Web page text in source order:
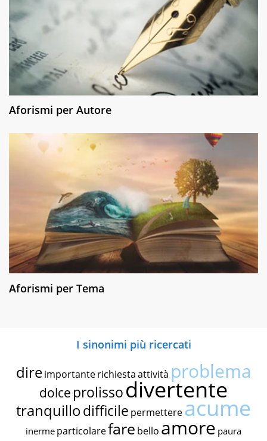
Aforismi per Autore
Aforismi per Tema
I sinonimi più ricercati
dire importante richiestaattività problema
dolce prolissodivertente
tranquillodifficile permettereacume
inerme particolarefare bello amore paura